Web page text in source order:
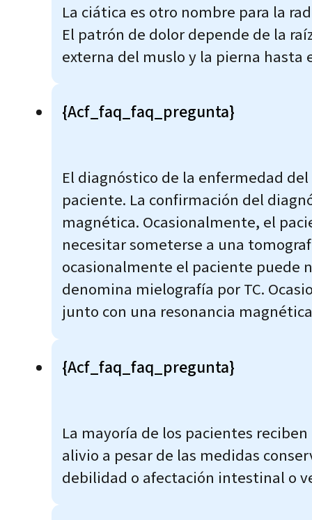
La ciática es otro nombre para la
El patrón de dolor depende de la
externa del muslo y la pierna hasta
{acf_faq_faq_pregunta}
El diagnóstico de la enfermedad
paciente. La confirmación del
magnética. Ocasionalmente, el
necesitar someterse a una
ocasionalmente el paciente puede
denomina mielografía por TC.
junto con una resonancia
{acf_faq_faq_pregunta}
La mayoría de los pacientes
alivio a pesar de las medidas
debilidad o afectación intestinal o